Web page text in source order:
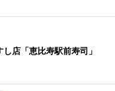
し店「恵比寿駅前寿司」